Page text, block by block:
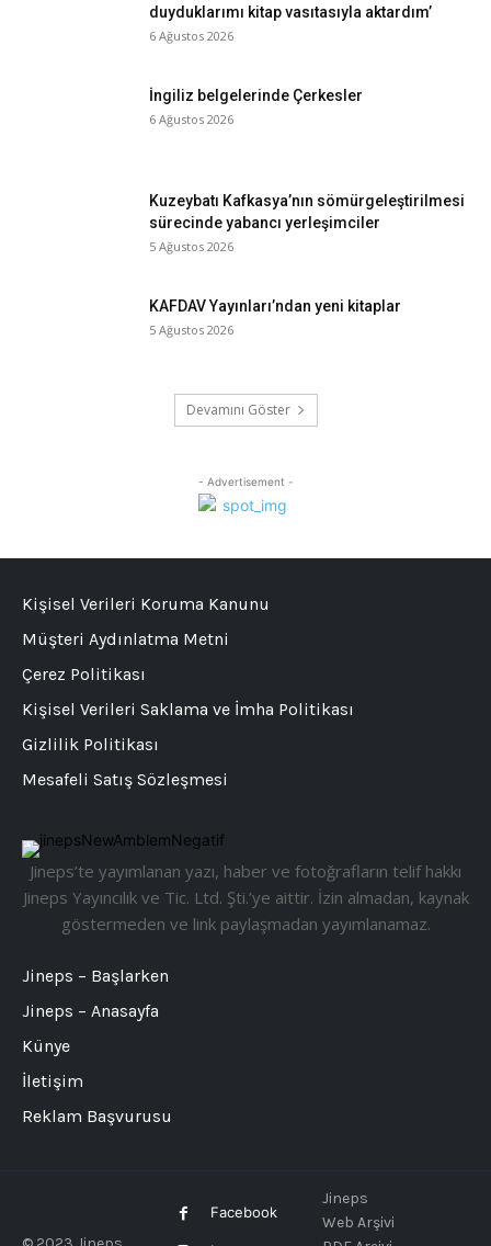
duyduklarımı kitap vasıtasıyla aktardım’
6 Ağustos 2026
İngiliz belgelerinde Çerkesler
6 Ağustos 2026
Kuzeybatı Kafkasya’nın sömürgeleştirilmesi
sürecinde yabancı yerleşimciler
5 Ağustos 2026
KAFDAV Yayınları’ndan yeni kitaplar
5 Ağustos 2026
Devamını Göster
- Advertisement -
Jineps’te yayımlanan yazı, haber ve fotoğrafların telif hakkı
Jineps Yayıncılık ve Tic. Ltd. Şti.’ye aittir. İzin almadan, kaynak
göstermeden ve link paylaşmadan yayımlanamaz.
Jineps – Başlarken
Jineps – Anasayfa
Künye
İletişim
Reklam Başvurusu
Kişisel Verileri Koruma Kanunu
Müşteri Aydınlatma Metni
Çerez Politikası
Kişisel Verileri Saklama ve İmha Politikası
Gizlilik Politikası
Mesafeli Satış Sözleşmesi
Facebook
Jineps
Web Arşivi